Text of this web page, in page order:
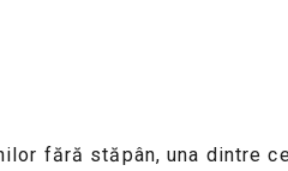
fără stăpân, una dintre